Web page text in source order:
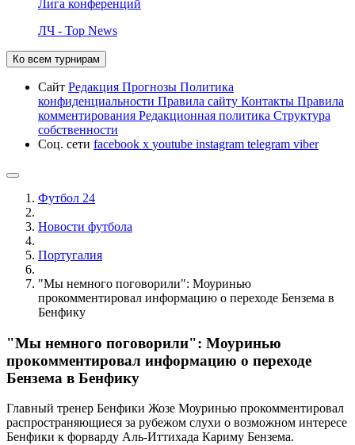
Лига конференций
ЛЧ - Top News
Ко всем турнирам
Сайт Редакция Прогнозы Политика
конфиденциальности Правила сайту Контакты Правила
комментирования Редакционная политика Структура
собственности
Соц. сети facebook x youtube instagram telegram viber
Футбол 24
Новости футбола
Португалия
"Мы немного поговорили": Моуринью
прокомментировал информацию о переходе Бензема в
Бенфику
"Мы немного поговорили": Моуринью
прокомментировал информацию о переходе
Бензема в Бенфику
Главный тренер Бенфики Жозе Моуринью прокомментировал
распространяющиеся за рубежом слухи о возможном интересе
Бенфики к форварду Аль-Иттихада Кариму Бензема.